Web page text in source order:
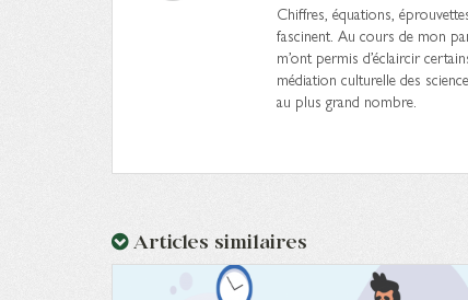
Chiffres, équations,
fascinent. Au cours de mon
m’ont permis d’éclaircir
médiation culturelle des
au plus grand nombre.
Articles similaires